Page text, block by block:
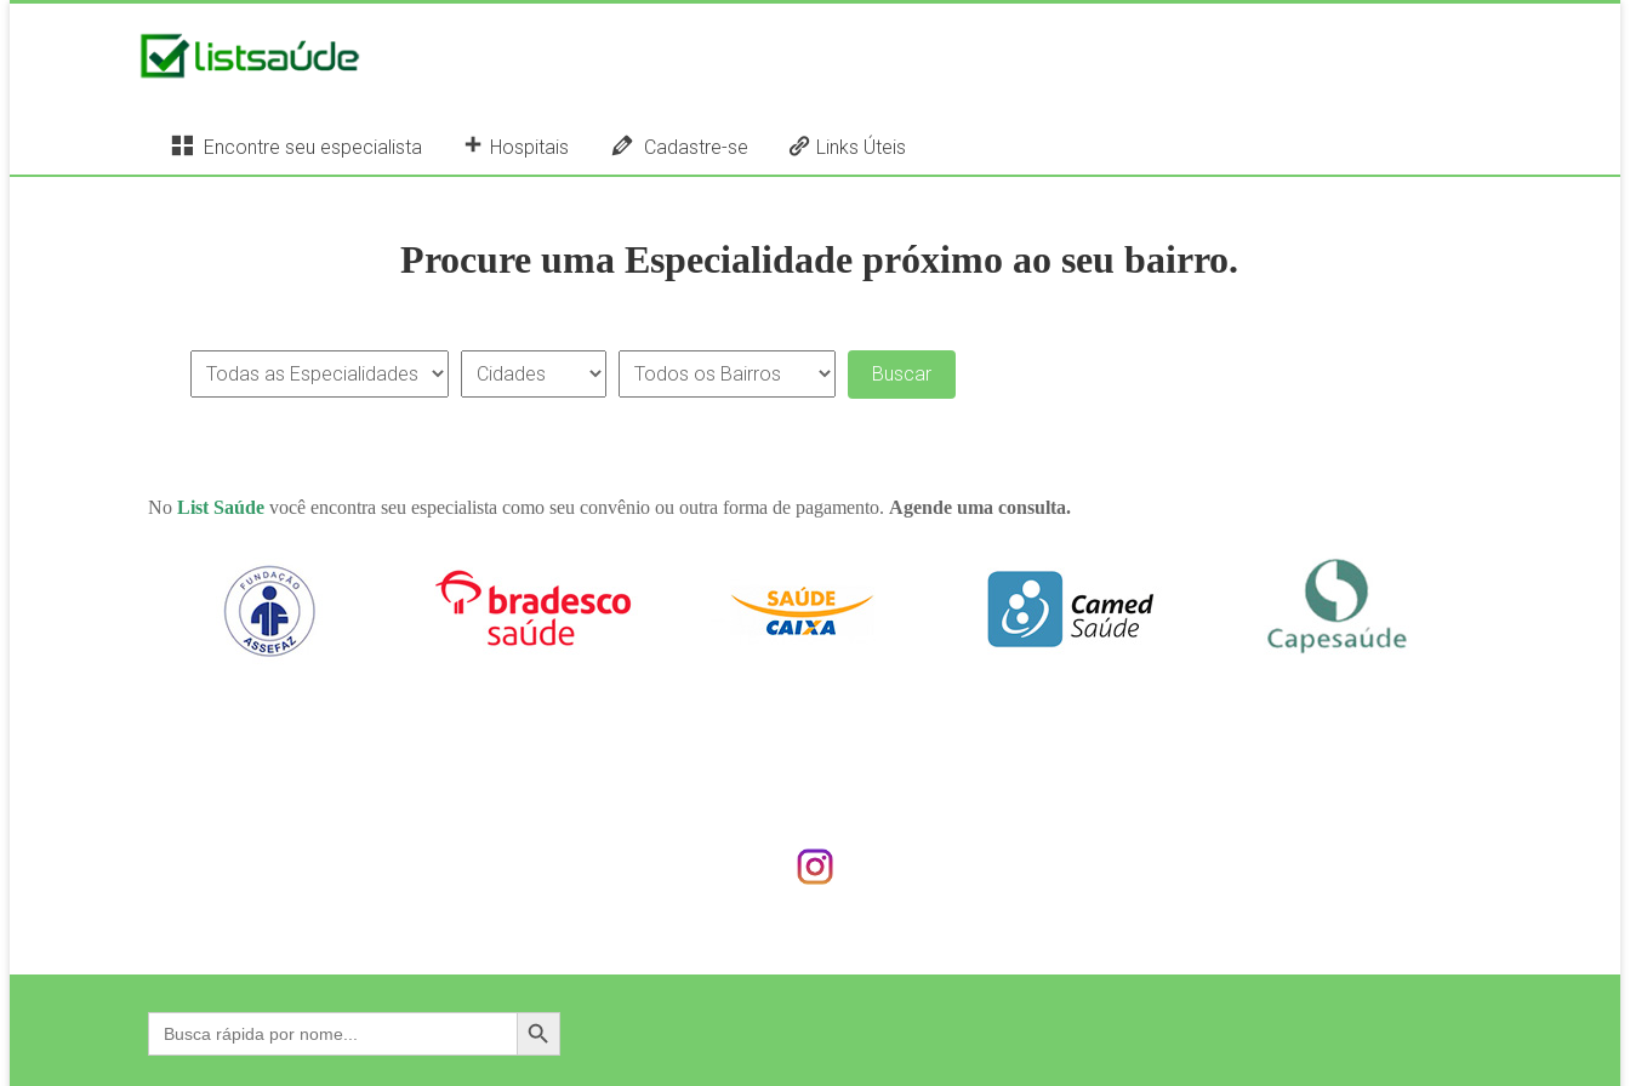
Encontre seu especialista Hospitais Cadastre-se Links Úteis
Procure uma Especialidade próximo ao seu bairro.
No List Saúde você encontra seu especialista como seu convênio ou outra forma de pagamento. Agende uma consulta.
Search
for:
Search Button